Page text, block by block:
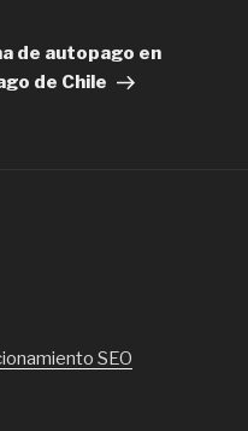
de autopago en
de Chile
SEO